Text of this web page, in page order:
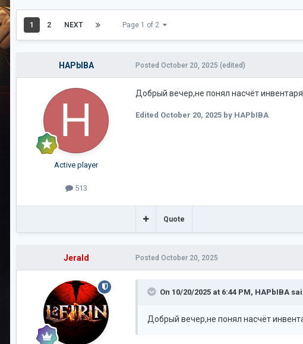
1 2 NEXT Page 1 of 2
HAPbIBA
Active player
513
Posted October 20, 2025 (edited)
Добрый вечер,не понял насчёт
Edited October 20, 2025 by HAPbIBA
Quote
Jerald Posted October 20, 2025
On 10/20/2025 at 6:44 PM, HAPbIBA
Добрый вечер,не понял насчёт